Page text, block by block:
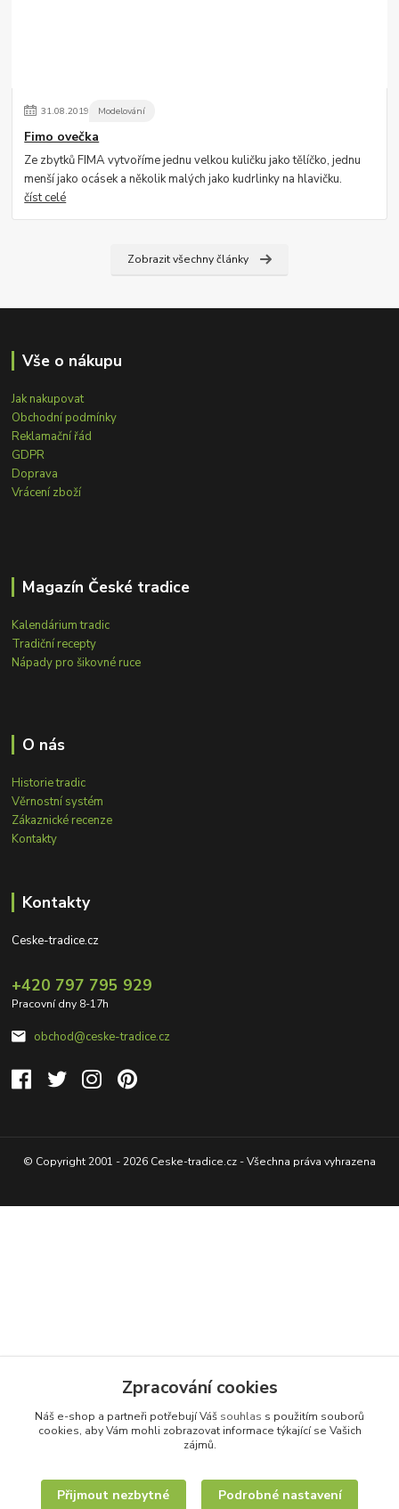
31.08.2019 Modelování
Fimo ovečka
Ze zbytků FIMA vytvoříme jednu velkou kuličku jako tělíčko, jednu
menší jako ocásek a několik malých jako kudrlinky na hlavičku.
číst celé
Zobrazit všechny články
Vše o nákupu
Jak nakupovat
Obchodní podmínky
Reklamační řád
GDPR
Doprava
Vrácení zboží
Magazín České tradice
Kalendárium tradic
Tradiční recepty
Nápady pro šikovné ruce
O nás
Historie tradic
Věrnostní systém
Zákaznické recenze
Kontakty
Kontakty
Ceske-tradice.cz
+420 797 795 929
Pracovní dny 8-17h
obchod@ceske-tradice.cz
© Copyright 2001 - 2026 Ceske-tradice.cz - Všechna práva vyhrazena
Zpracování cookies
Náš e-shop a partneři potřebují Váš souhlas s použitím souborů
cookies, aby Vám mohli zobrazovat informace týkající se Vašich
zájmů.
Přijmout nezbytné Podrobné nastavení